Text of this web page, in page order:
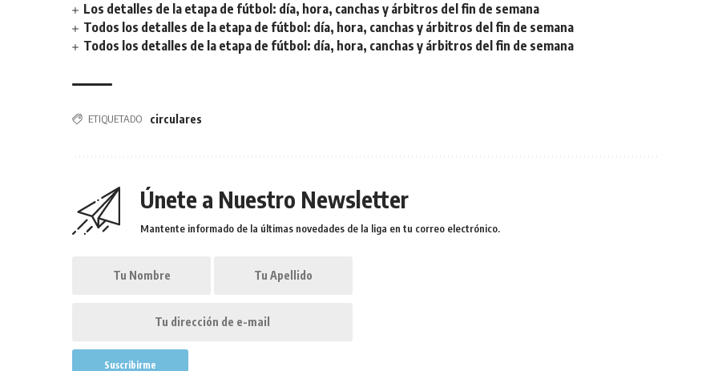
Los detalles de la etapa de fútbol: día, hora, canchas y árbitros del fin de semana
Todos los detalles de la etapa de fútbol: día, hora, canchas y árbitros del fin de semana
Todos los detalles de la etapa de fútbol: día, hora, canchas y árbitros del fin de semana
ETIQUETADO circulares
Únete a Nuestro Newsletter
Mantente informado de la últimas novedades de la liga en tu correo electrónico.